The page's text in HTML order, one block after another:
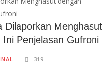
Dilaporkan Menghasut
Penjelasan Gufroni
319